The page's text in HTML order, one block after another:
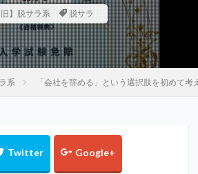
旧】脱サラ系 脱サラ
系 「会社を辞める」という選択肢を初めて考